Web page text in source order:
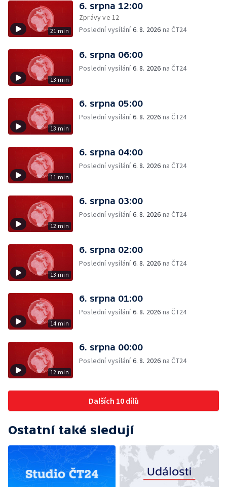
21 min
6. srpna 12:00
Zprávy ve 12
Poslední vysílání6. 8. 2026 na ČT24
13 min
6. srpna 06:00
Poslední vysílání6. 8. 2026 na ČT24
13 min
6. srpna 05:00
Poslední vysílání6. 8. 2026 na ČT24
11 min
6. srpna 04:00
Poslední vysílání6. 8. 2026 na ČT24
12 min
6. srpna 03:00
Poslední vysílání6. 8. 2026 na ČT24
13 min
6. srpna 02:00
Poslední vysílání6. 8. 2026 na ČT24
14 min
6. srpna 01:00
Poslední vysílání6. 8. 2026 na ČT24
12 min
6. srpna 00:00
Poslední vysílání6. 8. 2026 na ČT24
Dalších 10 dílů
Ostatní také sledují